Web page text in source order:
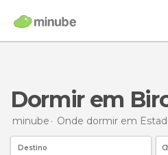
Dormir em
minube Onde dormir em
Destino